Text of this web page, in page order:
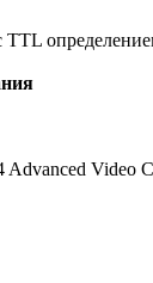
Video